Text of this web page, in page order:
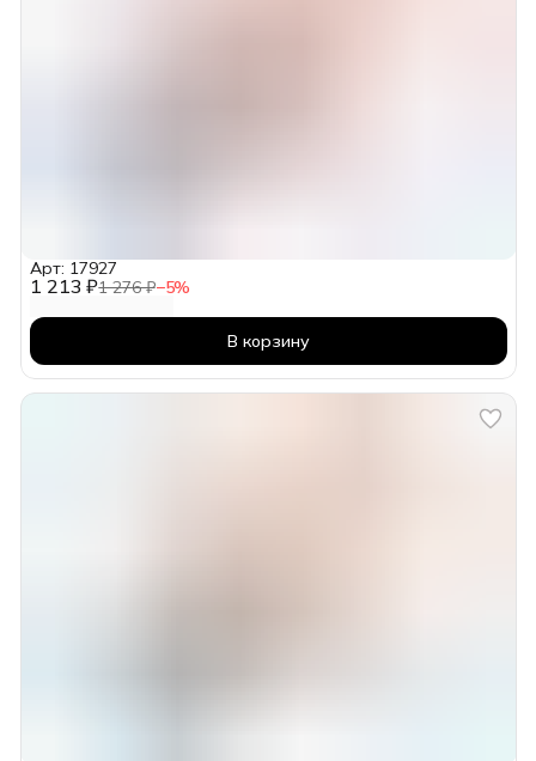
1 213 ₽1 276 ₽−5%
Арт: 17927
В корзину